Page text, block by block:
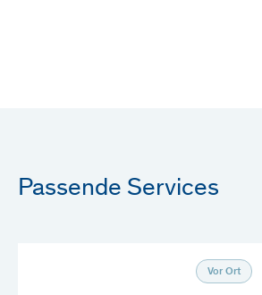
Passende Services
Vor Ort